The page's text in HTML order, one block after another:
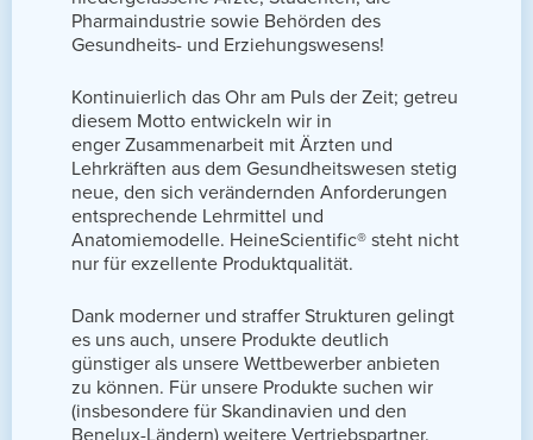
Pharmaindustrie sowie Behörden des
Gesundheits- und Erziehungswesens!
Kontinuierlich das Ohr am Puls der Zeit; getreu
diesem Motto entwickeln wir in
enger Zusammenarbeit mit Ärzten und
Lehrkräften aus dem Gesundheitswesen stetig
neue, den sich verändernden Anforderungen
entsprechende Lehrmittel und
Anatomiemodelle. HeineScientific® steht nicht
nur für exzellente Produktqualität.
Dank moderner und straffer Strukturen gelingt
es uns auch, unsere Produkte deutlich
günstiger als unsere Wettbewerber anbieten
zu können. Für unsere Produkte suchen wir
(insbesondere für Skandinavien und den
Benelux-Ländern) weitere Vertriebspartner.